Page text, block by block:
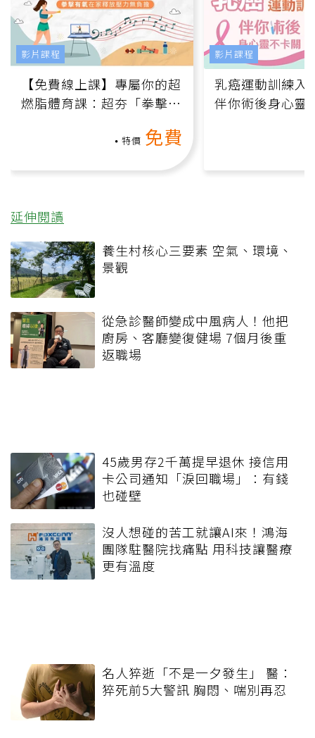
【免費線上課】專屬你的超
燃脂體育課：超夯「拳擊有
特價 免費
影片課程
乳癌運動訓練入
伴你術後身心靈
影片課程
延伸閱讀
養生村核心三要素 空氣、環境、
景觀
從急診醫師變成中風病人！他把
廚房、客廳變復健場 7個月後重
返職場
45歲男存2千萬提早退休 接信用
卡公司通知「淚回職場」：有錢
也碰壁
沒人想碰的苦工就讓AI來！鴻海
團隊駐醫院找痛點 用科技讓醫療
更有溫度
名人猝逝「不是一夕發生」 醫：
猝死前5大警訊 胸悶、喘別再忍